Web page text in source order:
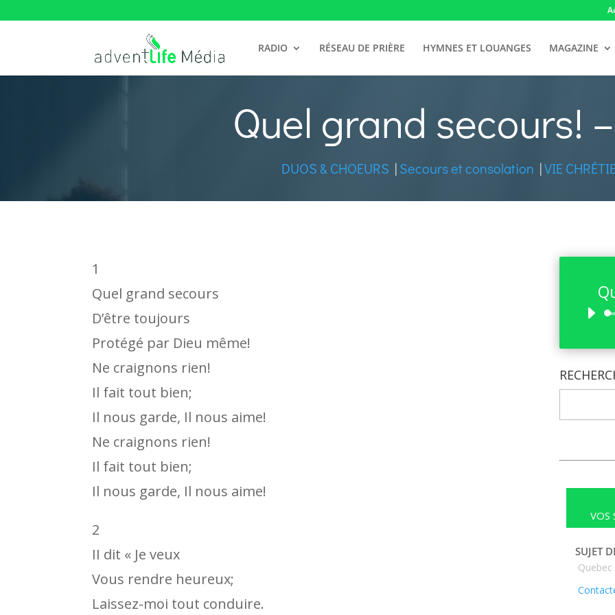
RADIO RÉSEAU DE PRIÈRE HYMNES ET LOUANGES MAGAZINE
Quel grand secours!
DUOS & CHOEURS |Secours et consolation |VIE
1
Quel grand secours
D’être toujours
Protégé par Dieu même!
Ne craignons rien!
Il fait tout bien;
Il nous garde, Il nous aime!
Ne craignons rien!
Il fait tout bien;
Il nous garde, Il nous aime!
2
II dit « Je veux
Vous rendre heureux;
Laissez-moi tout conduire.
VOS
SUJET
Quebec